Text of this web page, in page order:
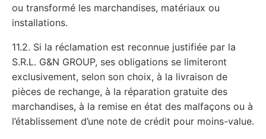
ou transformé les marchandises, matériaux ou
installations.
11.2. Si la réclamation est reconnue justifiée par la
S.R.L. G&N GROUP, ses obligations se limiteront
exclusivement, selon son choix, à la livraison de
pièces de rechange, à la réparation gratuite des
marchandises, à la remise en état des malfaçons ou à
l’établissement d’une note de crédit pour moins-value.